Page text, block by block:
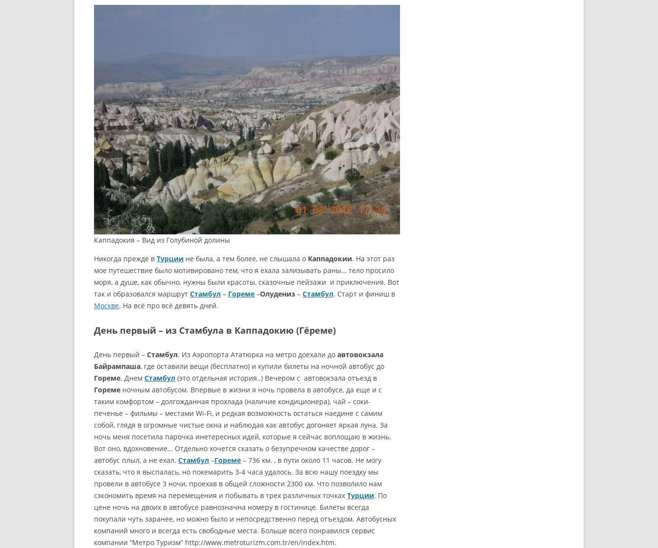
САМОСТОЯТЕЛЬНОЕ
ПУТЕШЕСТВИЕ?
ВИДЕО КАППАДОКИИ
Каппадокия – Вид из Голубиной долины
Никогда прежде в Турции не была, а тем более, не слышала о Каппадокии. На этот раз
мое путешествие было мотивировано тем, что я ехала зализывать раны… тело просило
моря, а душе, как обычно, нужны были красоты, сказочные пейзажи и приключения. Вот
так и образовался маршрут Стамбул – Гореме –Олудениз – Стамбул. Старт и финиш в
Москве. На всё про всё девять дней.
День первый – из Стамбула в Каппадокию (Гёреме)
День первый – Стамбул. Из Аэропорта Ататюрка на метро доехали до автовокзала
Байрампаша, где оставили вещи (бесплатно) и купили билеты на ночной автобус до
Гореме. Днем Стамбул (это отдельная история..) Вечером с автовокзала отъезд в
Гореме ночным автобусом. Впервые в жизни я ночь провела в автобусе, да еще и с
таким комфортом – долгожданная прохлада (наличие кондиционера), чай – соки-
печенье – фильмы – местами Wi-Fi, и редкая возможность остаться наедине с самим
собой, глядя в огромные чистые окна и наблюдая как автобус догоняет яркая луна. За
ночь меня посетила парочка инетересных идей, которые я сейчас воплощаю в жизнь.
Вот оно, вдохновение… Отдельно хочется сказать о безупречном качестве дорог –
автобус плыл, а не ехал. Стамбул –Гореме – 736 км. , в пути около 11 часов. Не могу
сказать, что я выспалась, но покемарить 3-4 часа удалось. За всю нашу поездку мы
провели в автобусе 3 ночи, проехав в общей сложности 2300 км. Что позволило нам
сэкономить время на перемещения и побывать в трех различных точках Турции. По
цене ночь на двоих в автобусе равнозначна номеру в гостинице. Билеты всегда
покупали чуть заранее, но можно было и непосредственно перед отъездом. Автобусных
компаний много и всегда есть свободные места. Больше всего понравился сервис
компании “Метро Туризм” http://www.metroturizm.com.tr/en/index.htm.